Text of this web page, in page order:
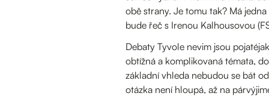
obě strany. Je tomu tak? Má
bude řeč s Irenou Kalhousovou
Debaty Tyvole nevim jsou
obtížná a komplikovaná témata,
základní vhleda nebudou se bát
otázka není hloupá, až na